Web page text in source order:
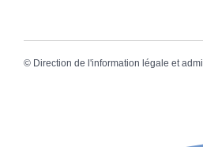
© Direction de l'information légale et